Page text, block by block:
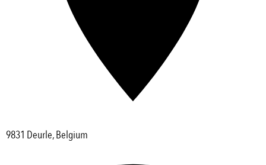
9831 Deurle, Belgium